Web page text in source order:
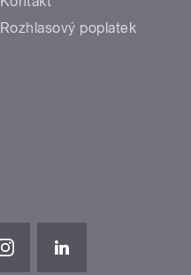
Rozhlasový poplatek